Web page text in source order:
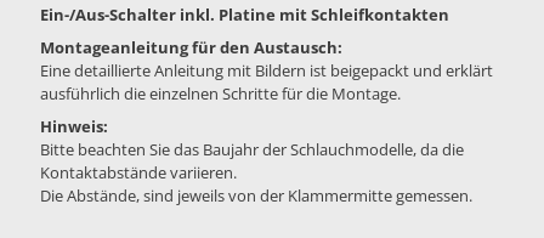
Ein-/Aus-Schalter inkl. Platine mit Schleifkontakten
Montageanleitung für den Austausch:
Eine detaillierte Anleitung mit Bildern ist beigepackt und erklärt
ausführlich die einzelnen Schritte für die Montage.
Hinweis:
Bitte beachten Sie das Baujahr der Schlauchmodelle, da die
Kontaktabstände variieren.
Die Abstände, sind jeweils von der Klammermitte gemessen.